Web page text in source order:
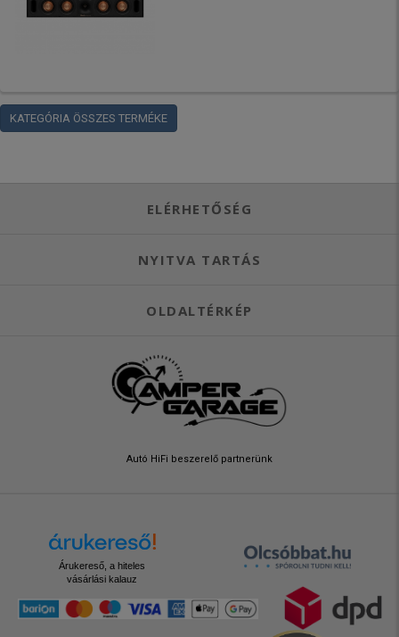
KATEGÓRIA ÖSSZES TERMÉKE
ELÉRHETŐSÉG
NYITVA TARTÁS
OLDALTÉRKÉP
Autó HiFi beszerelő partnerünk
Árukereső, a hiteles
vásárlási kalauz